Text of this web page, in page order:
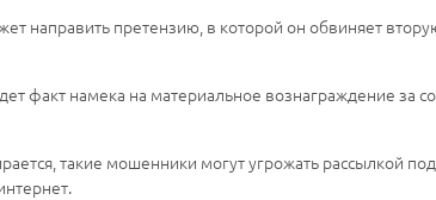
направить претензию, в которой он обвиняет
факт намека на материальное вознаграждение за
такие мошенники могут угрожать рассылкой